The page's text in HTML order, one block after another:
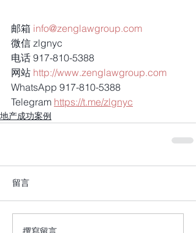
邮箱 info@zenglawgroup.com
微信 zlgnyc
电话 917-810-5388
网站 http://www.zenglawgroup.com
WhatsApp 917-810-5388
Telegram https://t.me/zlgnyc
地产成功案例
留言